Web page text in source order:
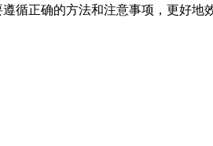
循正确的方法和注意事项，更好地